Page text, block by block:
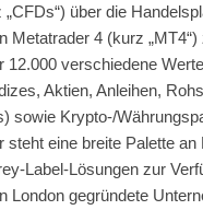
über die
Metatrader 4 (kurz „MT4“)
12.000 verschiedene
Aktien, Anleihen,
sowie Krypto-/
steht eine breite Palette an
Label-Lösungen zur
London gegründete